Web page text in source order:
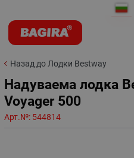
Назад до Лодки Bestway
Надуваема лодка
Voyager 500
Арт.№: 544814